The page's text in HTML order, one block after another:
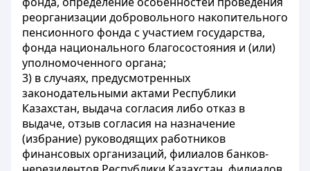
реорганизации добровольного накопительного
пенсионного фонда с участием государства,
фонда национального благосостояния и (или)
уполномоченного органа;
3) в случаях, предусмотренных
законодательными актами Республики
Казахстан, выдача согласия либо отказ в
выдаче, отзыв согласия на назначение
(избрание) руководящих работников
финансовых организаций, филиалов банков-